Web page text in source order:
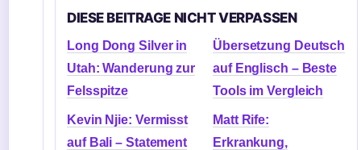
DIESE BEITRAGE NICHT VERPASSEN
Long Dong Silver in
Utah: Wanderung zur
Felsspitze
Übersetzung Deutsch
auf Englisch – Beste
Tools im Vergleich
Kevin Njie: Vermisst
auf Bali – Statement
Matt Rife:
Erkrankung,